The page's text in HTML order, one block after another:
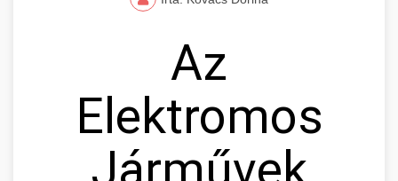
Az
Elektromos
Járművek